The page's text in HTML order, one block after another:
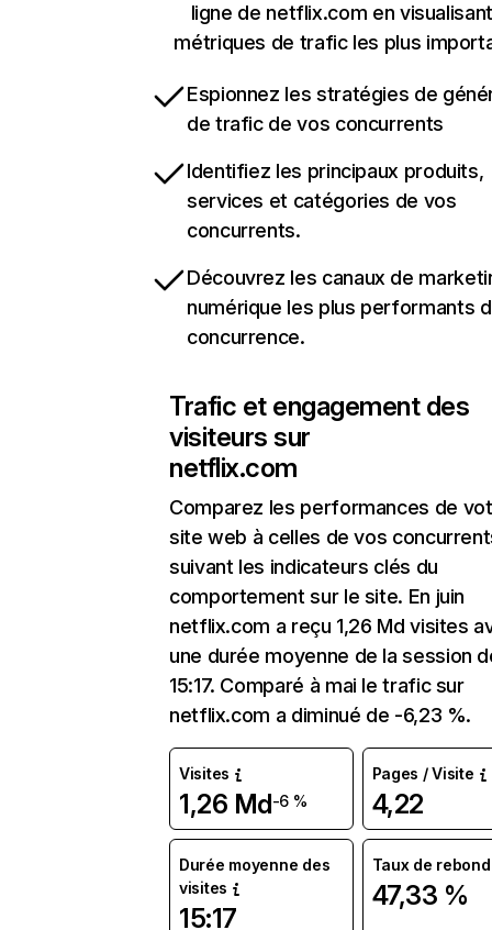
ligne de netflix.com en
métriques de trafic les plus
Espionnez les stratégies de
de trafic de vos concurrents
Identifiez les principaux produits,
services et catégories de vos
concurrents.
Découvrez les canaux de
numérique les plus performants
concurrence.
Trafic et engagement des
visiteurs sur
netflix.com
Comparez les performances de
site web à celles de vos
suivant les indicateurs clés du
comportement sur le site. En juin
netflix.com a reçu 1,26 Md visites
une durée moyenne de la session
15:17. Comparé à mai le trafic sur
netflix.com a diminué de -6,23 %.
Visites
1,26 Md-6 %
Pages / Visite
4,22
Durée moyenne des
visites
15:17
Taux de rebond
47,33 %